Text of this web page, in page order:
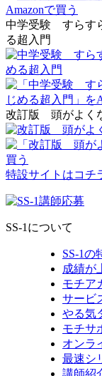
中学受験 すらす
る超入門
改訂版 頭がよく
特設サイトはコチ
SS-1について
SS-1の
成績が
モチア
サービ
やる気
モチサ
オンラ
最速シ
講師紹